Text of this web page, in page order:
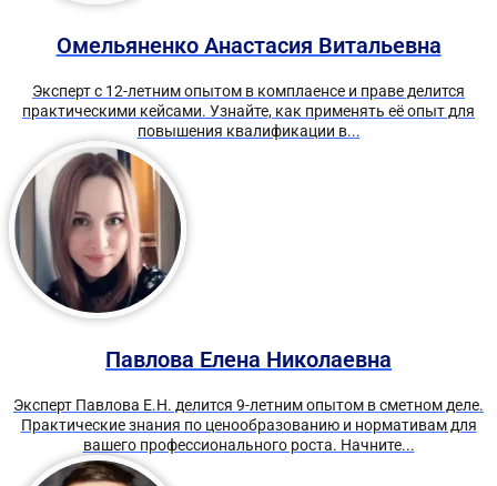
Омельяненко Анастасия Витальевна
Эксперт с 12-летним опытом в комплаенсе и праве делится
практическими кейсами. Узнайте, как применять её опыт для
повышения квалификации в...
Павлова Елена Николаевна
Эксперт Павлова Е.Н. делится 9-летним опытом в сметном деле.
Практические знания по ценообразованию и нормативам для
вашего профессионального роста. Начните...